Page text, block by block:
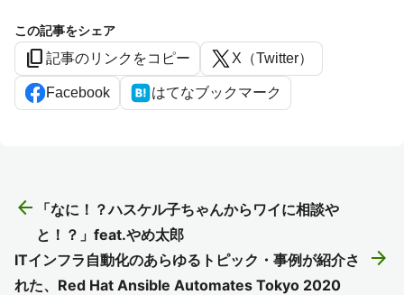
この記事をシェア
content_copy 記事のリンクをコピー X（Twitter）
Facebook はてなブックマーク
arrow_back
「なに！？ハスケル子ちゃんからワイに相談や
と！？」feat.やめ太郎
arrow_forward
ITインフラ自動化のあらゆるトピック・事例が紹介さ
れた、Red Hat Ansible Automates Tokyo 2020